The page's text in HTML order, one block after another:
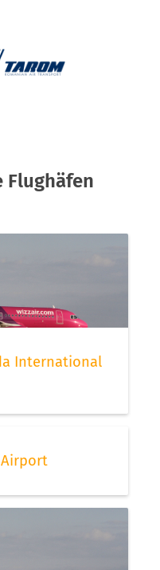
Flughäfen
International